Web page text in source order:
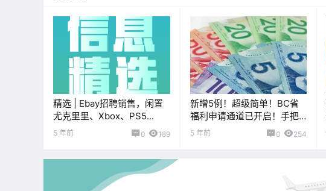
精选 | Ebay招聘销售，闲置
尤克里里、Xbox、PS5...
5 年前 0 189
新增5例！超级简单！BC省
福利申请通道已开启！手把
手教你如何领取$1000福
5 年前 0 254